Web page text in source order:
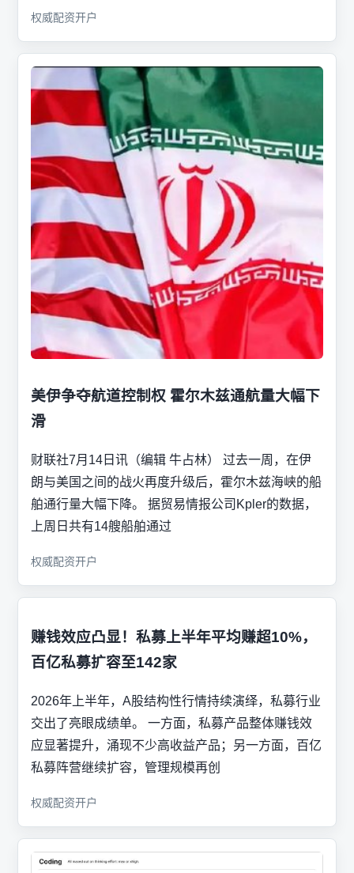
权威配资开户
美伊争夺航道控制权 霍尔木兹通航量大幅下
滑
财联社7月14日讯（编辑 牛占林） 过去一周，在伊
朗与美国之间的战火再度升级后，霍尔木兹海峡的船
舶通行量大幅下降。 据贸易情报公司Kpler的数据，
上周日共有14艘船舶通过
权威配资开户
赚钱效应凸显！私募上半年平均赚超10%，
百亿私募扩容至142家
2026年上半年，A股结构性行情持续演绎，私募行业
交出了亮眼成绩单。 一方面，私募产品整体赚钱效
应显著提升，涌现不少高收益产品；另一方面，百亿
私募阵营继续扩容，管理规模再创
权威配资开户